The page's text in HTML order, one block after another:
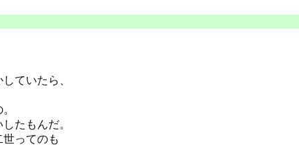
ていたら、
たもんだ。
ってのも